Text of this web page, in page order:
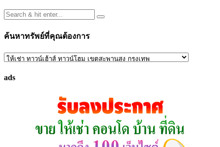
ค้นหาทรัพย์ที่คุณต้องการ
ค้นหา
ที่
ads